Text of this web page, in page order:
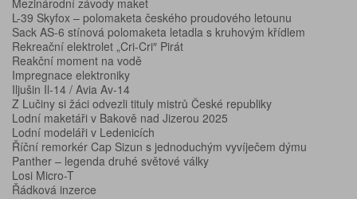
Mezinárodní závody maket
L-39 Skyfox – polomaketa českého proudového letounu
Sack AS-6 stínová polomaketa letadla s kruhovým křídlem
Rekreační elektrolet „Cri-Cri″ Pirát
Reakční moment na vodě
Impregnace elektroniky
Iljušin Il-14 / Avia Av-14
Z Lučiny si žáci odvezli tituly mistrů České republiky
Lodní maketáři v Bakově nad Jizerou 2025
Lodní modeláři v Ledenicích
Říční remorkér Cap Sizun s jednoduchým vyvíječem dýmu
Panther – legenda druhé světové války
Losi Micro-T
Řádková inzerce